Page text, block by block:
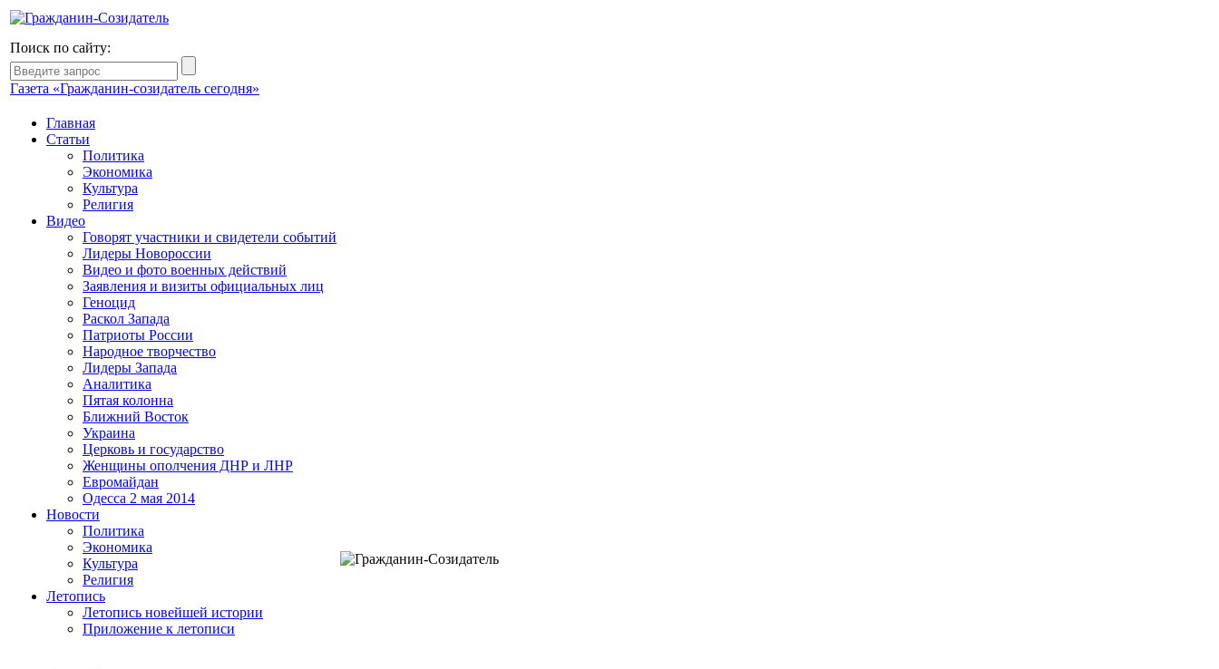
Поиск по сайту:
Газета «Гражданин-созидатель сегодня»
Главная
Статьи
Политика
Экономика
Культура
Религия
Видео
Говорят участники и свидетели событий
Лидеры Новороссии
Видео и фото военных действий
Заявления и визиты официальных лиц
Геноцид
Раскол Запада
Патриоты России
Народное творчество
Лидеры Запада
Аналитика
Пятая колонна
Ближний Восток
Украина
Церковь и государство
Женщины ополчения ДНР и ЛНР
Евромайдан
Одесса 2 мая 2014
Новости
Политика
Экономика
Культура
Религия
Летопись
Летопись новейшей истории
Приложение к летописи